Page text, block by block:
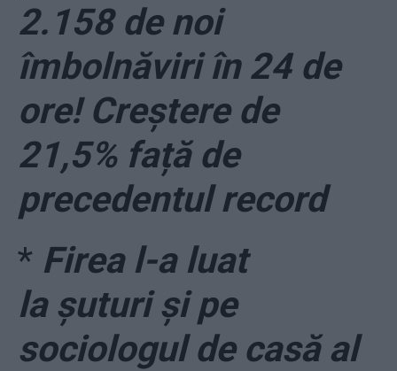
2.158 de noi
îmbolnăviri în 24 de
ore! Creștere de
21,5% față de
precedentul record
* Firea l-a luat
la șuturi și pe
sociologul de casă al